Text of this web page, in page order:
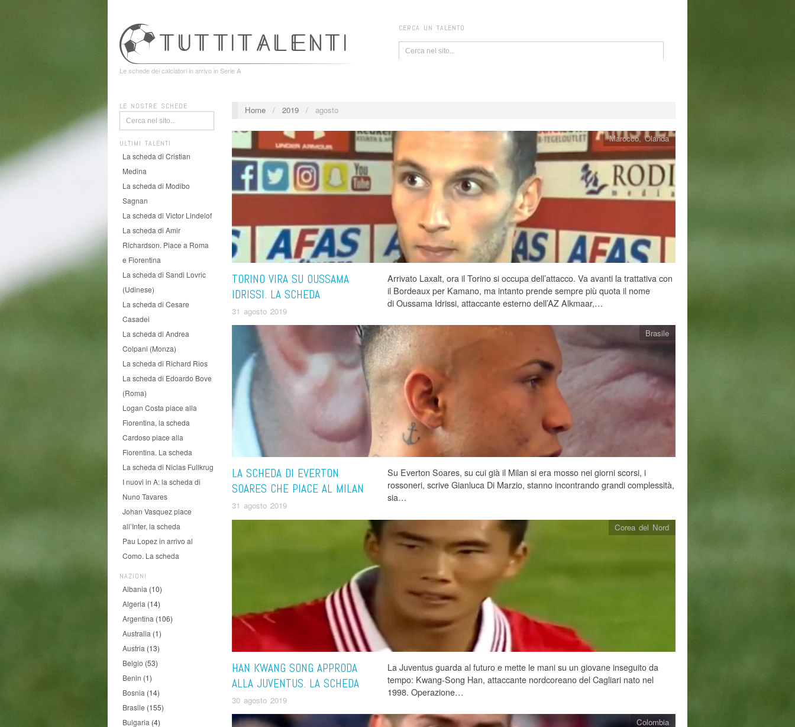
Le schede dei calciatori in arrivo in Serie A
CERCA UN TALENTO
LE NOSTRE SCHEDE
ULTIMI TALENTI
La scheda di Cristian
Medina
La scheda di Modibo
Sagnan
La scheda di Victor Lindelof
La scheda di Amir
Richardson. Piace a Roma
e Fiorentina
La scheda di Sandi Lovric
(Udinese)
La scheda di Cesare
Casadei
La scheda di Andrea
Colpani (Monza)
La scheda di Richard Rios
La scheda di Edoardo Bove
(Roma)
Logan Costa piace alla
Fiorentina, la scheda
Cardoso piace alla
Fiorentina. La scheda
La scheda di Niclas Fullkrug
I nuovi in A: la scheda di
Nuno Tavares
Johan Vasquez piace
all’Inter, la scheda
Pau Lopez in arrivo al
Como. La scheda
NAZIONI
Albania (10)
Algeria (14)
Argentina (106)
Australia (1)
Austria (13)
Belgio (53)
Benin (1)
Bosnia (14)
Brasile (155)
Bulgaria (4)
Home / 2019 / agosto
TORINO VIRA SU OUSSAMA
IDRISSI. LA SCHEDA
31 agosto 2019
Marocco,Olanda
Arrivato Laxalt, ora il Torino si occupa dell’attacco. Va avanti la trattativa con
il Bordeaux per Kamano, ma intanto prende sempre più quota il nome
di Oussama Idrissi, attaccante esterno dell’AZ Alkmaar,…
LA SCHEDA DI EVERTON
SOARES CHE PIACE AL MILAN
31 agosto 2019
Brasile
Su Everton Soares, su cui già il Milan si era mosso nei giorni scorsi, i
rossoneri, scrive Gianluca Di Marzio, stanno incontrando grandi complessità,
sia…
HAN KWANG SONG APPRODA
ALLA JUVENTUS. LA SCHEDA
30 agosto 2019
Corea del Nord
La Juventus guarda al futuro e mette le mani su un giovane inseguito da
tempo: Kwang-Song Han, attaccante nordcoreano del Cagliari nato nel
1998. Operazione…
Colombia